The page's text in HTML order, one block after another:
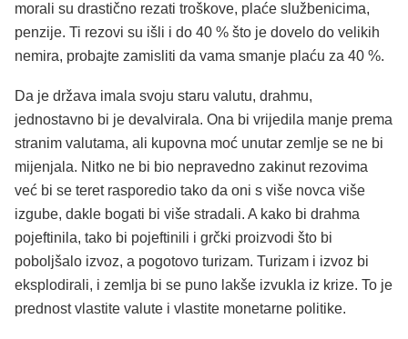
morali su drastično rezati troškove, plaće službenicima,
penzije. Ti rezovi su išli i do 40 % što je dovelo do velikih
nemira, probajte zamisliti da vama smanje plaću za 40 %.
Da je država imala svoju staru valutu, drahmu,
jednostavno bi je devalvirala. Ona bi vrijedila manje prema
stranim valutama, ali kupovna moć unutar zemlje se ne bi
mijenjala. Nitko ne bi bio nepravedno zakinut rezovima
već bi se teret rasporedio tako da oni s više novca više
izgube, dakle bogati bi više stradali. A kako bi drahma
pojeftinila, tako bi pojeftinili i grčki proizvodi što bi
poboljšalo izvoz, a pogotovo turizam. Turizam i izvoz bi
eksplodirali, i zemlja bi se puno lakše izvukla iz krize. To je
prednost vlastite valute i vlastite monetarne politike.